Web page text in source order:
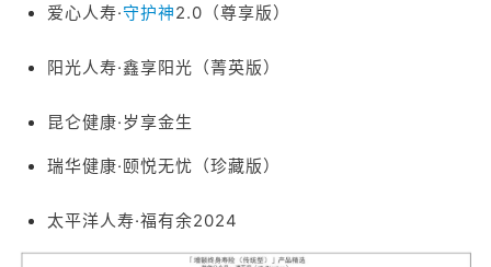
爱心人寿·守护神2.0（尊享版）
阳光人寿·鑫享阳光（菁英版）
昆仑健康·岁享金生
瑞华健康·颐悦无忧（珍藏版）
太平洋人寿·福有余2024